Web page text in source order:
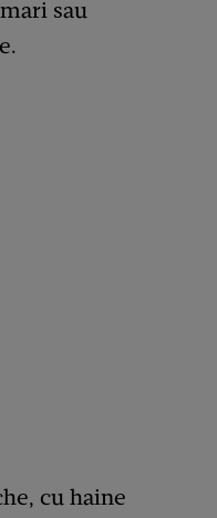
sau
cu haine